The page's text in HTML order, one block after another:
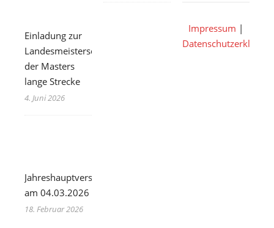
Einladung zur
Landesmeisterschaft
der Masters
lange Strecke
4. Juni 2026
Jahreshauptversammlung
am 04.03.2026
18. Februar 2026
Impressum |
Datenschutzerklärung